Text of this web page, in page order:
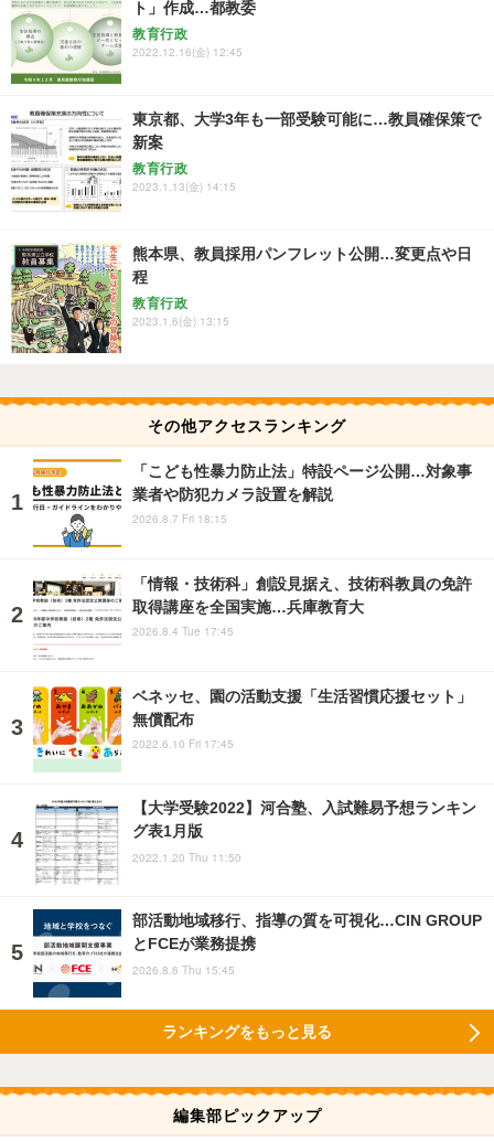
ト」作成…都教委
教育行政
2022.12.16(金) 12:45
東京都、大学3年も一部受験可能に…教員確保策で
新案
教育行政
2023.1.13(金) 14:15
熊本県、教員採用パンフレット公開…変更点や日
程
教育行政
2023.1.6(金) 13:15
その他アクセスランキング
「こども性暴力防止法」特設ページ公開…対象事
業者や防犯カメラ設置を解説
2026.8.7 Fri 18:15
「情報・技術科」創設見据え、技術科教員の免許
取得講座を全国実施…兵庫教育大
2026.8.4 Tue 17:45
ベネッセ、園の活動支援「生活習慣応援セット」
無償配布
2022.6.10 Fri 17:45
【大学受験2022】河合塾、入試難易予想ランキン
グ表1月版
2022.1.20 Thu 11:50
部活動地域移行、指導の質を可視化…CIN GROUP
とFCEが業務提携
2026.8.6 Thu 15:45
ランキングをもっと見る
編集部ピックアップ